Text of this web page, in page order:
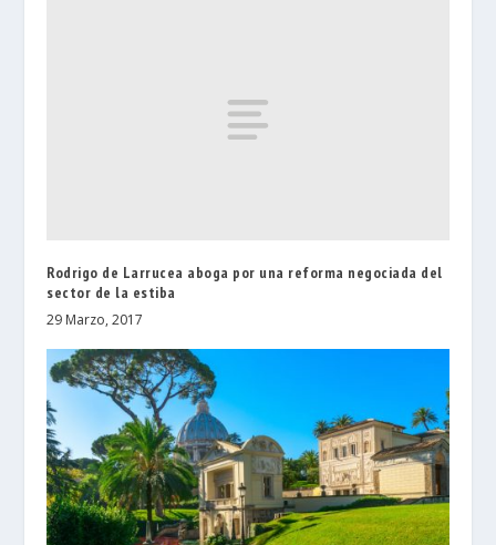
Rodrigo de Larrucea aboga por una reforma negociada del
sector de la estiba
29 Marzo, 2017